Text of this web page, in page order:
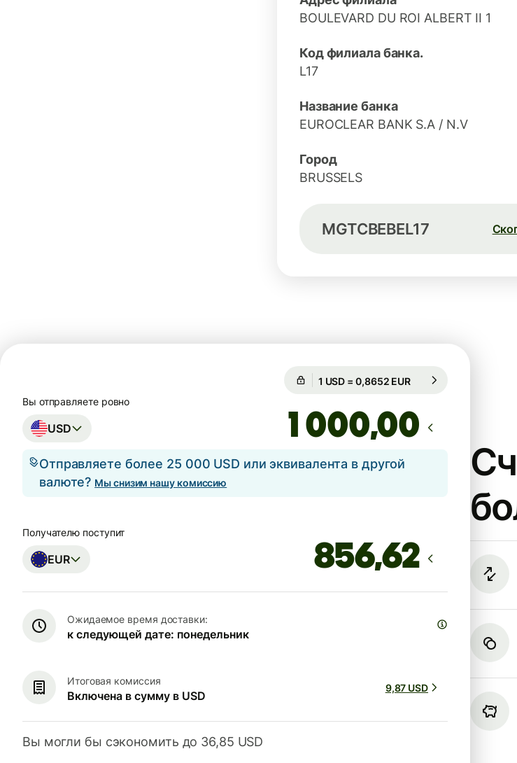
BOULEVARD DU ROI ALBERT II 1
Код филиала банка.
L17
Название банка
EUROCLEAR BANK S.A / N.V
Город
BRUSSELS
MGTCBEBEL17
Гарантирован на 21 ч.
Вы отправляете ровно
USD ,00
Отправляете более 25 000 USD или эквивалента в другой
валюте? Мы снизим нашу комиссию
Получателю поступит
EUR
Ожидаемое время доставки:
к следующей дате: понедельник
Итоговая комиссия
Включена в сумму в USD
9,87 USD
Вы могли бы сэкономить до 36,85 USD